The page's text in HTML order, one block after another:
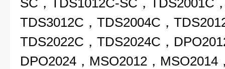
SC，TDS1012C-SC，TDS2001C
TDS3012C，TDS2004C，
TDS2022C，TDS2024C，
DPO2024，MSO2012，MSO2014